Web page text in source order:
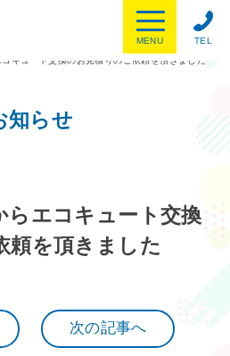
TEL
MENU
キュート交換のお見積りのご依頼を頂きました
知らせ
らエコキュート交換
頼を頂きました
次の記事へ